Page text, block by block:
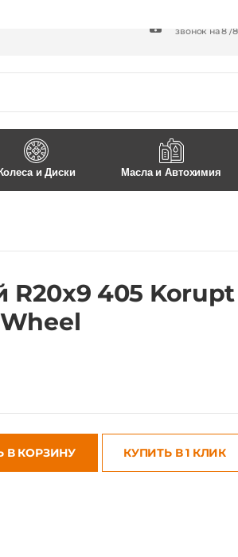
звонок на 8 /
Колеса и Диски Масла и Автохимия
R20x9 405 Korupt
В КОРЗИНУ КУПИТЬ В 1 КЛИК